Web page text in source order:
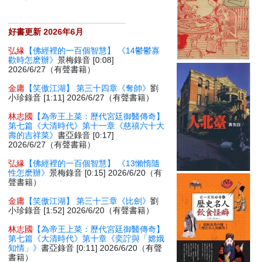
好書更新 2026年6月
弘緣 【佛經裡的一百個智慧】 《14鬱鬱寡
歡時怎麽辦》景梅錄音 [0:08]
2026/6/27（有聲書籍）
金庸 【笑傲江湖】 第三十四章《奪帥》劉
小珍錄音 [1:11] 2026/6/27（有聲書籍）
林志國
【為帝王上菜：歷代宮廷御醫傳奇】
第七篇《大清時代》第十一章《慈禧六十大
壽的吉祥菜》書亞錄音 [0:17]
2026/6/27（有聲書籍）
弘緣 【佛經裡的一百個智慧】 《13懶惰隨
性怎麽辦》景梅錄音 [0:15] 2026/6/20（有
聲書籍）
金庸 【笑傲江湖】 第三十三章《比劍》劉
小珍錄音 [1:52] 2026/6/20（有聲書籍）
林志國
【為帝王上菜：歷代宮廷御醫傳奇】
第七篇《大清時代》第十章《奕詝與「嫦娥
知情」》書亞錄音 [0:11] 2026/6/20（有聲
書籍）